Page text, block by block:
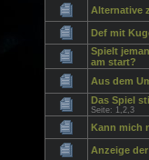
Alternative
Def mit
Spielt
am start?
Aus dem
Das Spiel
Seite: 1,2,3
Kann mich
Anzeige